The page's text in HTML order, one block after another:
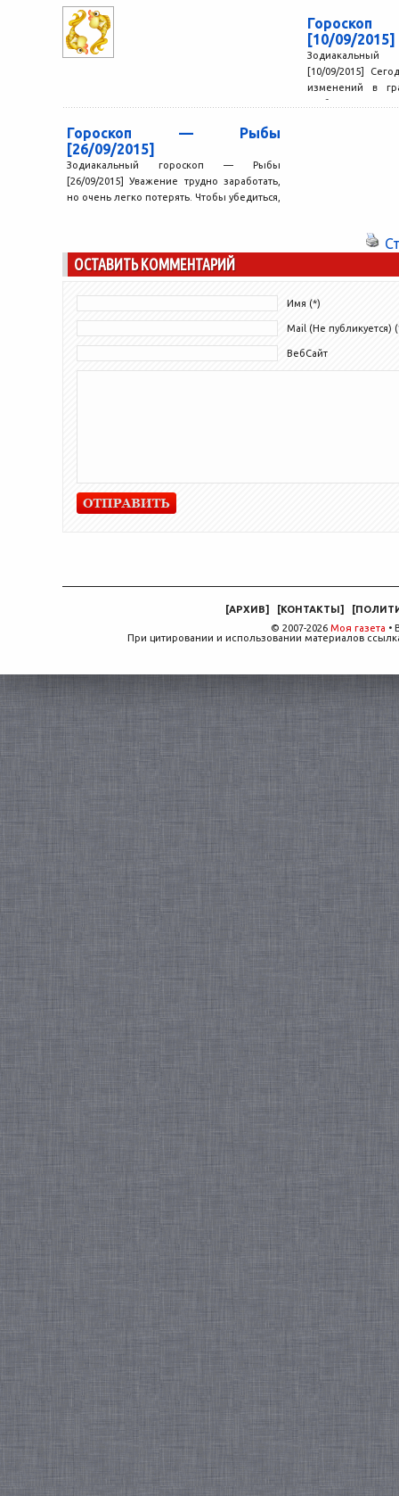
[10/09/2015]
[10/09/2015]
изменений в
свободное
Гороскоп — Рыбы
[26/09/2015]
Зодиакальный гороскоп — Рыбы
[26/09/2015] Уважение трудно заработать,
но очень легко потерять. Чтобы убедиться,
ОСТАВИТЬ КОММЕНТАРИЙ
Имя (*)
Mail (Не публикуется)
ВебСайт
[АРХИВ] [КОНТАКТЫ] [
© 2007-2026 Моя газета •
При цитировании и использовании материалов